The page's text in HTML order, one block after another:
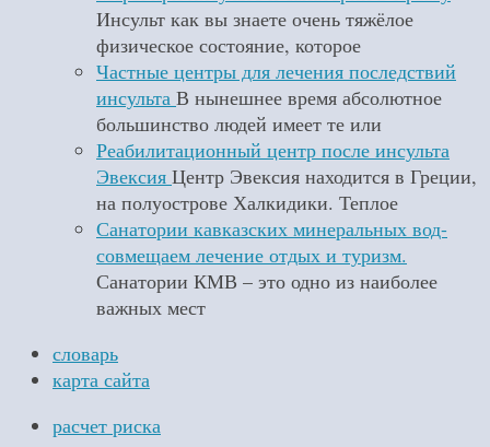
Инсульт как вы знаете очень тяжёлое
физическое состояние, которое
Частные центры для лечения последствий
инсульта В нынешнее время абсолютное
большинство людей имеет те или
Реабилитационный центр после инсульта
Эвексия Центр Эвексия находится в Греции,
на полуострове Халкидики. Теплое
Санатории кавказских минеральных вод-
совмещаем лечение отдых и туризм.
Санатории КМВ – это одно из наиболее
важных мест
словарь
карта сайта
расчет риска